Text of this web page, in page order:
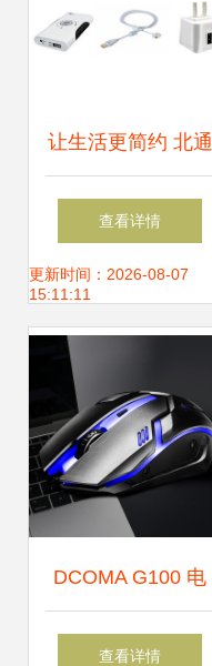
让生活更简约 北通
战略聚焦移动数码
市场与电脑外设产
品
查看详情
更新时间：2026-08-07
15:11:11
DCOMA G100 电
竞与办公的静音之
查看详情